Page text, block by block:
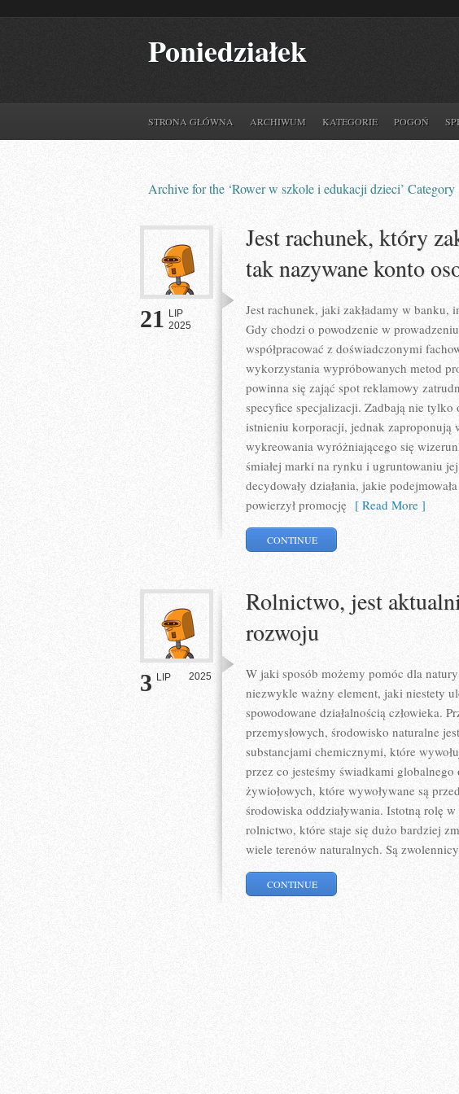
Poniedziałek
STRONA GŁÓWNA ARCHIWUM KATEGORIE POGOŃ
Archive for the ‘Rower w szkole i edukacji dzieci’ Category
21 LIP
2025
Jest rachunek, który
tak nazywane konto
Jest rachunek, jaki zakładamy w banku,
Gdy chodzi o powodzenie w
współpracować z doświadczonymi
wykorzystania wypróbowanych metod
powinna się zająć spot reklamowy
specyfice specjalizacji. Zadbają nie
istnieniu korporacji, jednak zaproponują
wykreowania wyróżniającego się
śmiałej marki na rynku i ugruntowaniu
decydowały działania, jakie
powierzył promocję [ Read More ]
CONTINUE
3 LIP 2025
Rolnictwo, jest
rozwoju
W jaki sposób możemy pomóc dla
niezwykle ważny element, jaki niestety
spowodowane działalnością człowieka.
przemysłowych, środowisko naturalne
substancjami chemicznymi, które
przez co jesteśmy świadkami
żywiołowych, które wywoływane są
środowiska oddziaływania. Istotną rolę
rolnictwo, które staje się dużo bardziej
wiele terenów naturalnych. Są
CONTINUE